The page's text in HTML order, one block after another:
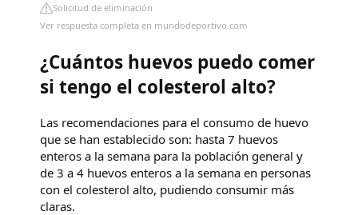
Solicitud de eliminación
Ver respuesta completa en mundodeportivo.com
¿Cuántos huevos puedo comer
si tengo el colesterol alto?
Las recomendaciones para el consumo de huevo
que se han establecido son: hasta 7 huevos
enteros a la semana para la población general y
de 3 a 4 huevos enteros a la semana en personas
con el colesterol alto, pudiendo consumir más
claras.